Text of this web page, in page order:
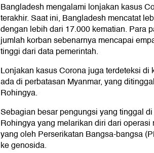
Bangladesh mengalami lonjakan kasus
terakhir. Saat ini, Bangladesh mencatat
dengan lebih dari 17.000 kematian. Para
jumlah korban sebenarnya mencapai
tinggi dari data pemerintah.
Lonjakan kasus Corona juga terdeteksi di
ada di perbatasan Myanmar, yang
Rohingya.
Sebagian besar pengungsi yang tinggal
Rohingya yang melarikan diri dari
yang oleh Perserikatan Bangsa-bangsa
ke genosida.